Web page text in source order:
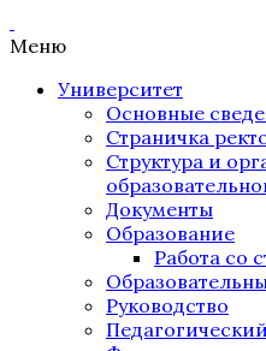
Меню
Университет
Основные
Страничка
Структура и
Документы
Образование
Работа со
Руководство